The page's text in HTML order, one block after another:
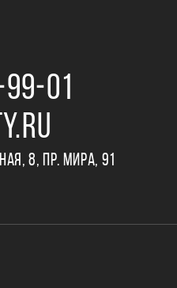
8, ПР. МИРА, 91